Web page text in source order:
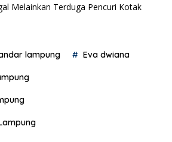
Melainkan Terduga Pencuri Kotak
lampung Eva dwiana